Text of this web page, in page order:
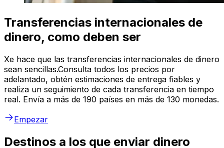
Transferencias internacionales de
dinero, como deben ser
Xe hace que las transferencias internacionales de dinero
sean sencillas.Consulta todos los precios por
adelantado, obtén estimaciones de entrega fiables y
realiza un seguimiento de cada transferencia en tiempo
real. Envía a más de 190 países en más de 130 monedas.
Empezar
Destinos a los que enviar dinero